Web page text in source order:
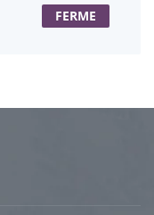
FERME